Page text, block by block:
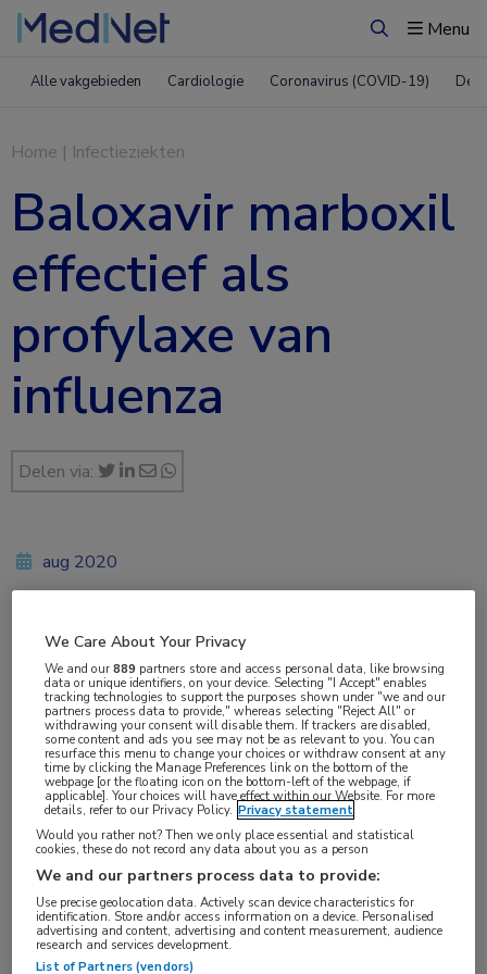
ZoekenMenu
Alle vakgebieden Cardiologie Coronavirus (COVID-19)
Home | Infectieziekten
Baloxavir marboxil
effectief als
profylaxe van
influenza
Delen via:
Een enkele dosis baloxavir marboxil lijkt effectief
als profylaxe bij familieleden van patiënten met
aug 2020
Vakgebieden:
Huisartsgeneeskunde,Infectieziekten
Aandachtsgebieden:
Virale infecties
baloxavir,influenza
We Care About Your Privacy
We and our889 partners store and access personal data, like browsing
data or unique identifiers, on your device. Selecting "I Accept" enables
tracking technologies to support the purposes shown under "we and our
partners process data to provide," whereas selecting "Reject All" or
withdrawing your consent will disable them. If trackers are disabled,
some content and ads you see may not be as relevant to you. You can
resurface this menu to change your choices or withdraw consent at any
time by clicking the Manage Preferences link on the bottom of the
webpage [or the floating icon on the bottom-left of the webpage, if
applicable]. Your choices will have effect within our Website. For more
details, refer to our Privacy Policy. Privacy statement
Would you rather not? Then we only place essential and statistical
cookies, these do not record any data about you as a person
We and our partners process data to provide:
Use precise geolocation data. Actively scan device characteristics for
identification. Store and/or access information on a device. Personalised
advertising and content, advertising and content measurement, audience
research and services development.
List of Partners (vendors)